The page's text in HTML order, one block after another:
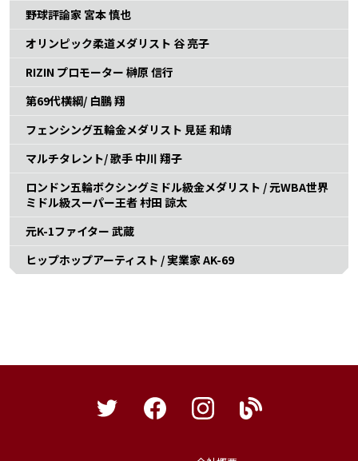
野球評論家 宮本 慎也
オリンピック柔道メダリスト 谷 亮子
RIZIN プロモーター 榊原 信行
第69代横綱/ 白鵬 翔
フェンシング五輪金メダリスト 見延 和靖
マルチタレント/ 歌手 中川 翔子
ロンドン五輪ボクシングミドル級金メダリスト / 元WBA世界
ミドル級スーパー王者 村田 諒太
元K-1ファイター 武蔵
ヒップホップアーティスト / 実業家 AK-69